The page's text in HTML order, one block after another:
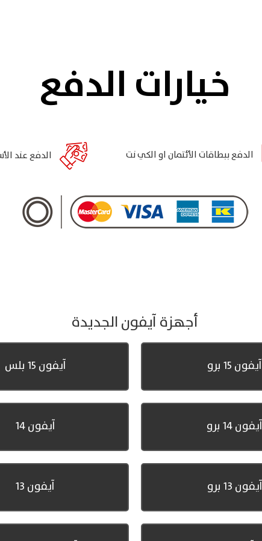
خيارات الدفع
الدفع ببطاقات الأئتمان او الكي نت الدفع عند
أجهزة آيفون الجديدة
آيفون 15 برو آيفون 15 بلس
آيفون 14 برو آيفون 14
آيفون 13 برو آيفون 13